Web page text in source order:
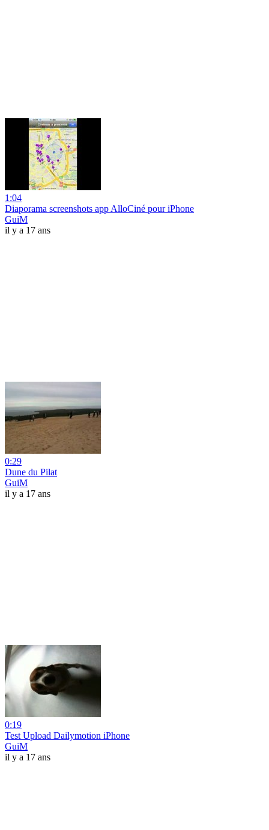
1:04
Diaporama screenshots app AlloCiné pour iPhone
GuiM
il y a 17 ans
0:29
Dune du Pilat
GuiM
il y a 17 ans
0:19
Test Upload Dailymotion iPhone
GuiM
il y a 17 ans